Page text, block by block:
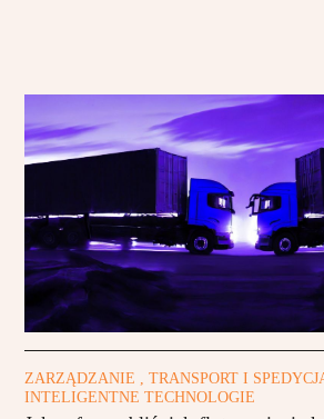
ZARZĄDZANIE , TRANSPORT I SPEDYCJA
INTELIGENTNE TECHNOLOGIE